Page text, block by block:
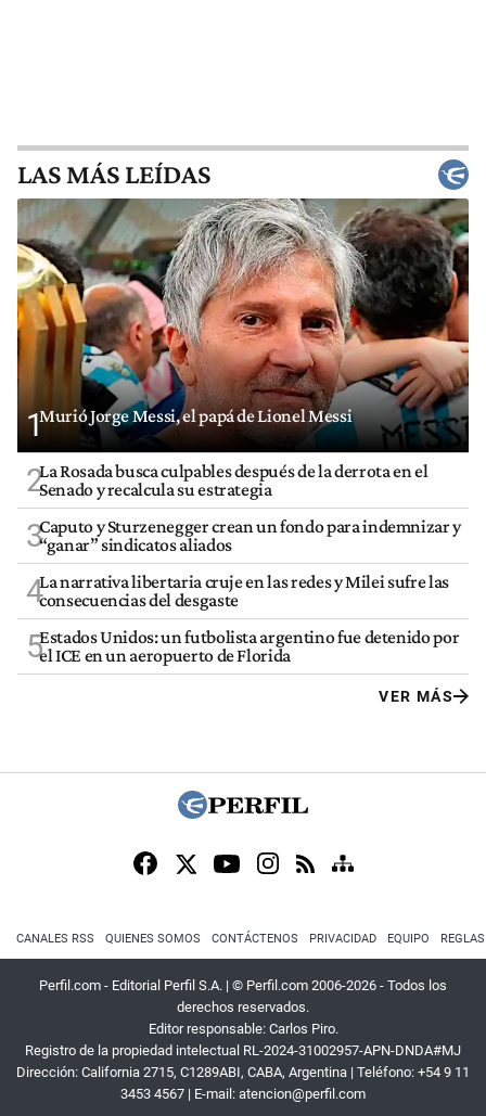
LAS MÁS LEÍDAS
1Murió Jorge Messi, el papá de Lionel Messi
2La Rosada busca culpables después de la derrota en el
Senado y recalcula su estrategia
3Caputo y Sturzenegger crean un fondo para indemnizar y
“ganar” sindicatos aliados
4La narrativa libertaria cruje en las redes y Milei sufre las
consecuencias del desgaste
5Estados Unidos: un futbolista argentino fue detenido por
el ICE en un aeropuerto de Florida
VER MÁS
CANALES RSS QUIENES SOMOS CONTÁCTENOS PRIVACIDAD EQUIPO
Perfil.com - Editorial Perfil S.A. | © Perfil.com 2006-2026 - Todos los
derechos reservados.
Editor responsable: Carlos Piro.
Registro de la propiedad intelectual RL-2024-31002957-APN-DNDA#MJ
Dirección: California 2715, C1289ABI, CABA, Argentina | Teléfono: +54 9 11
3453 4567 | E-mail: atencion@perfil.com